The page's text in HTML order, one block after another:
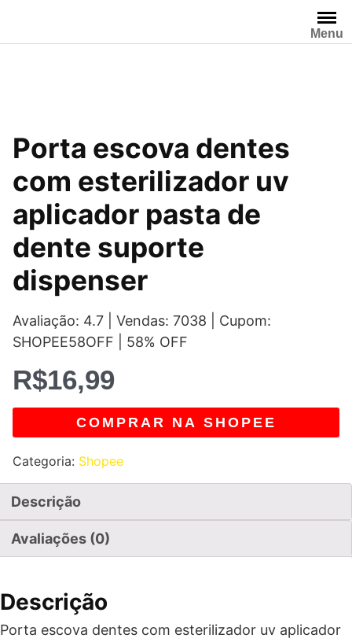
o
Menu
Porta escova dentes
com esterilizador uv
aplicador pasta de
dente suporte
dispenser
Avaliação: 4.7 | Vendas: 7038 | Cupom:
SHOPEE58OFF | 58% OFF
R$16,99
COMPRAR NA SHOPEE
Categoria: Shopee
Descrição
Avaliações (0)
Descrição
Porta escova dentes com esterilizador uv aplicador